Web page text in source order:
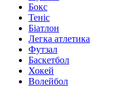
Бокс
Теніс
Біатлон
Легка атлетика
Футзал
Баскетбол
Хокей
Волейбол